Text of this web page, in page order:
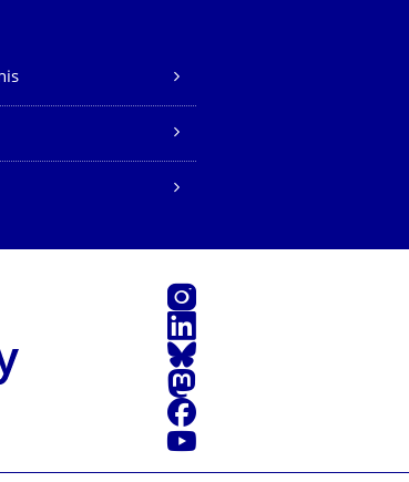
Instagram
LinkedIn
Bluesky
Mastodon
Facebook
Youtube